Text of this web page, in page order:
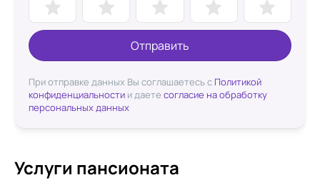
Отправить
При отправке данных Вы соглашаетесь с Политикой
конфиденциальности и даете согласие на обработку
персональных данных
Услуги пансионата